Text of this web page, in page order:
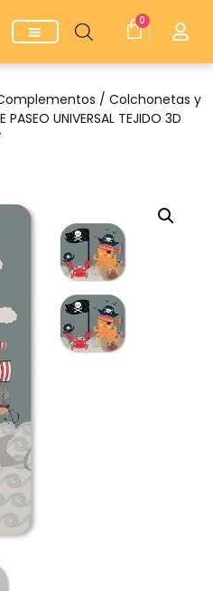
0
/ Colchonetas y
PASEO UNIVERSAL TEJIDO 3D